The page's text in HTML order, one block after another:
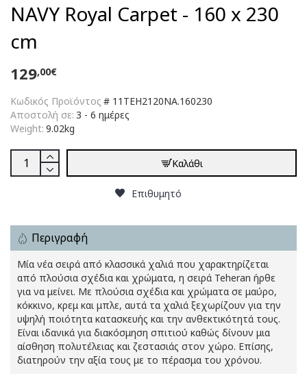
NAVY Royal Carpet - 160 x 230
cm
Κωδικός Προϊόντος # 11TEH2120NA.160230
Αποστολή σε: 3 - 6 ημέρες
Weight: 9.02kg
129,00€
Καλάθι
Επιθυμητό
Περιγραφή
Μία νέα σειρά από κλασσικά χαλιά που χαρακτηρίζεται
από πλούσια σχέδια και χρώματα, η σειρά Teheran ήρθε
για να μείνει. Με πλούσια σχέδια και χρώματα σε μαύρο,
κόκκινο, κρεμ και μπλε, αυτά τα χαλιά ξεχωρίζουν για την
υψηλή ποιότητα κατασκευής και την ανθεκτικότητά τους.
Είναι ιδανικά για διακόσμηση σπιτιού καθώς δίνουν μια
αίσθηση πολυτέλειας και ζεστασιάς στον χώρο. Επίσης,
διατηρούν την αξία τους με το πέρασμα του χρόνου.